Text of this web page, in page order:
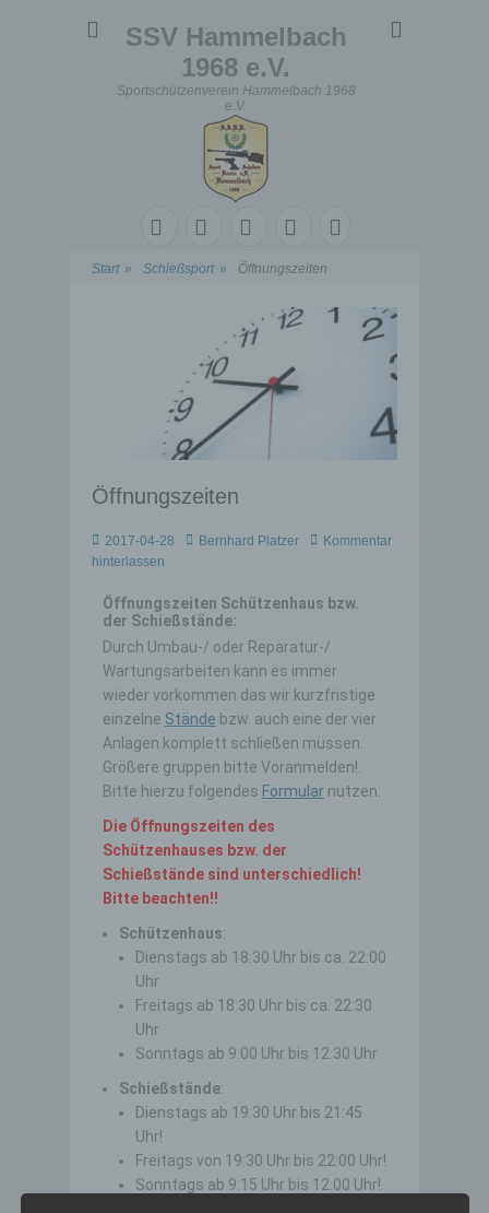
SSV Hammelbach
1968 e.V.
Sportschützenverein Hammelbach 1968
e.V.
Start » Schießsport » Öffnungszeiten
Öffnungszeiten
2017-04-28 Bernhard Platzer
Kommentar
hinterlassen
Öffnungszeiten Schützenhaus bzw.
der Schießstände:
Durch Umbau-/ oder Reparatur-/
Wartungsarbeiten kann es immer
wieder vorkommen das wir kurzfristige
einzelne Stände bzw. auch eine der vier
Anlagen komplett schließen müssen.
Größere gruppen bitte Voranmelden!.
Bitte hierzu folgendes Formular nutzen:
Die Öffnungszeiten des
Schützenhauses bzw. der
Schießstände sind unterschiedlich!
Bitte beachten!!
Schützenhaus:
Dienstags ab 18:30 Uhr bis ca. 22:00
Uhr
Freitags ab 18:30 Uhr bis ca. 22:30
Uhr
Sonntags ab 9:00 Uhr bis 12:30 Uhr
Schießstände:
Dienstags ab 19:30 Uhr bis 21:45
Uhr!
Freitags von 19:30 Uhr bis 22:00 Uhr!
Sonntags ab 9:15 Uhr bis 12:00 Uhr!